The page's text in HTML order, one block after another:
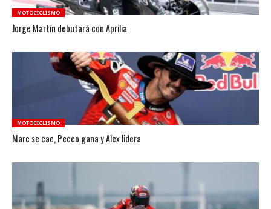
MOTOCICLISMO
Jorge Martín debutará con Aprilia
MOTOCICLISMO
Marc se cae, Pecco gana y Alex lidera